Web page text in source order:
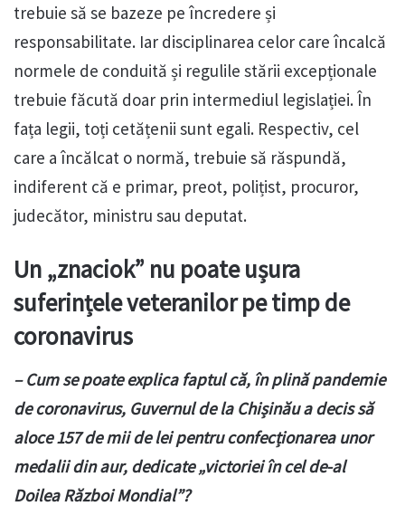
trebuie să se bazeze pe încredere și
responsabilitate. Iar disciplinarea celor care încalcă
normele de conduită și regulile stării excepționale
trebuie făcută doar prin intermediul legislației. În
fața legii, toți cetățenii sunt egali. Respectiv, cel
care a încălcat o normă, trebuie să răspundă,
indiferent că e primar, preot, polițist, procuror,
judecător, ministru sau deputat.
Un „znaciok” nu poate ușura
suferințele veteranilor pe timp de
coronavirus
– Cum se poate explica faptul că, în plină pandemie
de coronavirus, Guvernul de la Chișinău a decis să
aloce 157 de mii de lei pentru confecționarea unor
medalii din aur, dedicate „victoriei în cel de-al
Doilea Război Mondial”?